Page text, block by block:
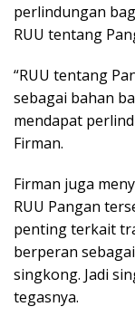
perlindungan
RUU tentang
“RUU tentang
sebagai bahan
mendapat
Firman.
Firman juga
RUU Pangan
penting terkait
berperan
singkong. Jadi
tegasnya.